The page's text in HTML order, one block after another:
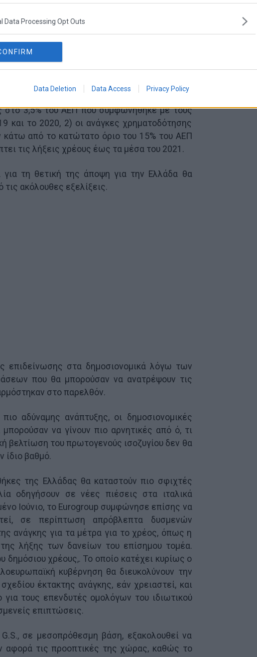
Data Processing Opt Outs
Data Deletion Data Access Privacy Policy
υπό τη Νέα Δημοκρατία.
για τη δημοσιονομική δυναμική της Ελλάδας
και σε γενικές γραμμές
Ευρωπαϊκής Επιτροπής. Στη σύστασή της
Σταθερότητας που θα δημοσιευθεί την
τράπεζα αναμένει ότι η Κομισιόν θα
η Ελλάδα θα εκπληρώσει τον στόχο του
στο 3,5% του ΑΕΠ που συμφωνήθηκε με τους
και το 2020, 2) οι ανάγκες χρηματοδότησης
κάτω από το κατώτατο όριο του 15% του ΑΕΠ
τις λήξεις χρέους έως τα μέσα του 2021.
για τη θετική της άποψη για την Ελλάδα θα
ακόλουθες εξελίξεις.
επιδείνωσης στα δημοσιονομικά λόγω των
που θα μπορούσαν να ανατρέψουν τις
στο παρελθόν.
αδύναμης ανάπτυξης, οι δημοσιονομικές
να γίνουν πιο αρνητικές από ό, τι
βελτίωση του πρωτογενούς ισοζυγίου δεν θα
ίδιο βαθμό.
της Ελλάδας θα καταστούν πιο σφιχτές
οδηγήσουν σε νέες πιέσεις στα ιταλικά
Ιούνιο, το Eurogroup συμφώνησε επίσης να
σε περίπτωση απρόβλεπτα δυσμενών
ανάγκης για τα μέτρα για το χρέος, όπως η
λήξης των δανείων του επίσημου τομέα.
δημόσιου χρέους,. Το οποίο κατέχει κυρίως ο
κυβέρνηση θα διευκολύνουν την
έκτακτης ανάγκης, εάν χρειαστεί, και
για τους επενδυτές ομολόγων του ιδιωτικού
επιπτώσεις.
σε μεσοπρόθεσμη βάση, εξακολουθεί να
αφορά τις προοπτικές της χώρας, καθώς το